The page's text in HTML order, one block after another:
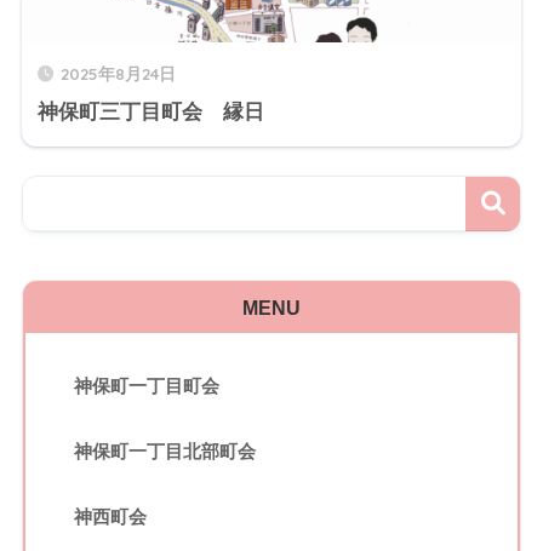
2025年8月24日
神保町三丁目町会 縁日
MENU
神保町一丁目町会
神保町一丁目北部町会
神西町会